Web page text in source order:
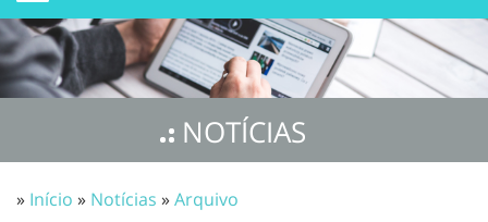
NOTÍCIAS
» Início » Notícias »Arquivo